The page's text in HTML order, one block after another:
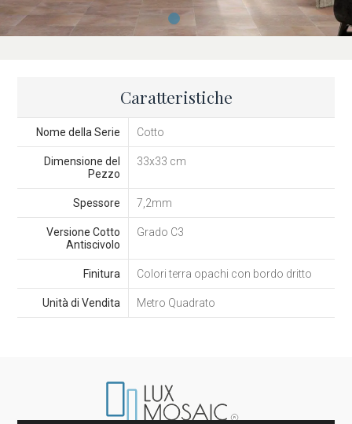
Caratteristiche
Nome della Serie Cotto
Dimensione del
Pezzo
33x33 cm
Spessore 7,2mm
Versione Cotto
Antiscivolo
Grado C3
Finitura Colori terra opachi con bordo dritto
Unità di Vendita Metro Quadrato